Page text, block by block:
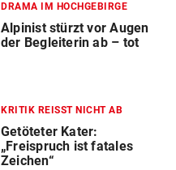
DRAMA IM HOCHGEBIRGE
Alpinist stürzt vor Augen
der Begleiterin ab – tot
KRITIK REISST NICHT AB
Getöteter Kater:
„Freispruch ist fatales
Zeichen“